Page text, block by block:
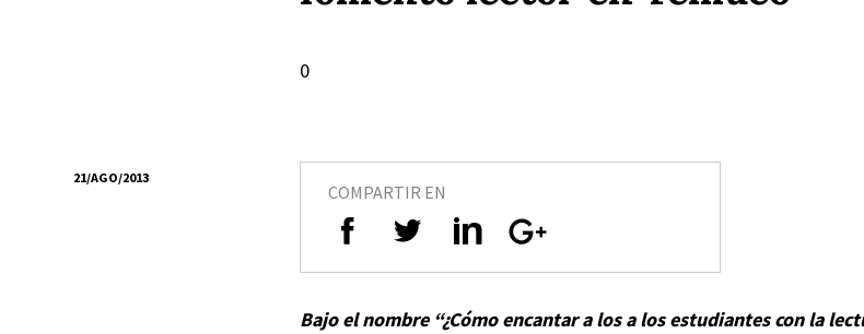
0
21/AGO/2013
COMPARTIR EN
Bajo el nombre “¿Cómo encantar a los a los estudiantes con la